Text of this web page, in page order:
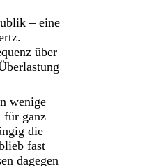
– eine
über
wenige
für ganz
die
fast
dagegen